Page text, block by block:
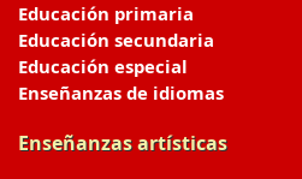
Educación primaria
Educación secundaria
Educación especial
Enseñanzas de idiomas
Enseñanzas artísticas